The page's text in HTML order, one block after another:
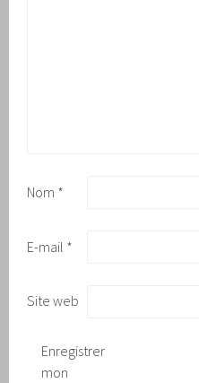
Nom *
E-mail *
Site web
Enregistrer
mon